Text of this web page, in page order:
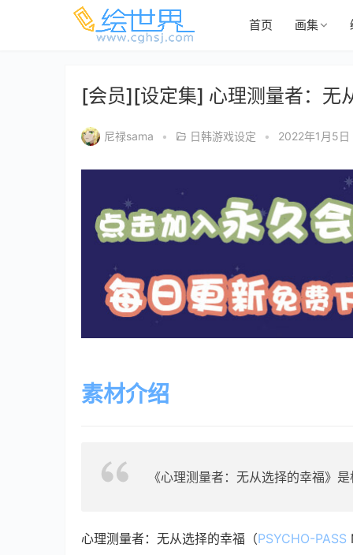
首页 画集
[会员][设定集] 心理测量者：无
尼禄sama • 日韩游戏设定 • 2022年1月5
素材介绍
《心理测量者：无从选择的幸福》
心理测量者：无从选择的幸福（PSYCHO-PASS